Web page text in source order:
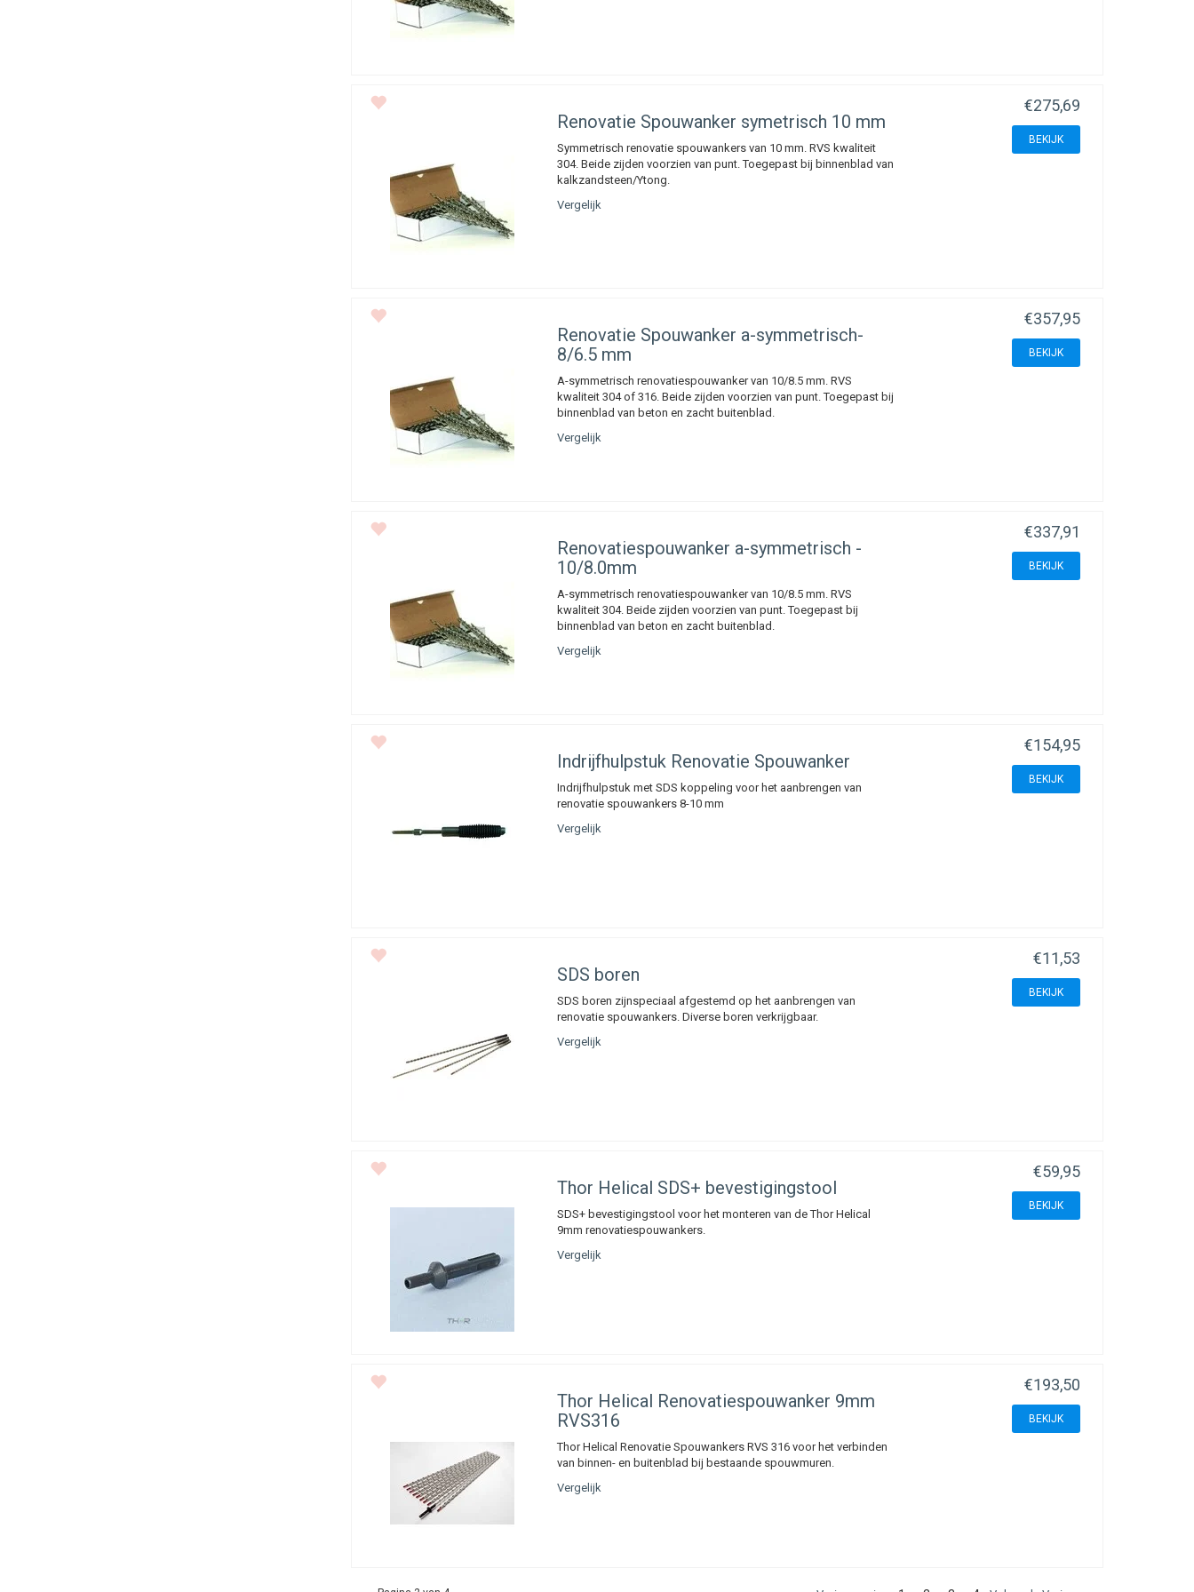
Renovatie Spouwanker symetrisch 10 mm
Symmetrisch renovatie spouwankers van 10 mm. RVS kwaliteit
304. Beide zijden voorzien van punt. Toegepast bij binnenblad van
kalkzandsteen/Ytong.
Vergelijk
€275,69
BEKIJK
Renovatie Spouwanker a-symmetrisch-
8/6.5 mm
A-symmetrisch renovatiespouwanker van 10/8.5 mm. RVS
kwaliteit 304 of 316. Beide zijden voorzien van punt. Toegepast bij
binnenblad van beton en zacht buitenblad.
Vergelijk
€357,95
BEKIJK
Renovatiespouwanker a-symmetrisch -
10/8.0mm
A-symmetrisch renovatiespouwanker van 10/8.5 mm. RVS
kwaliteit 304. Beide zijden voorzien van punt. Toegepast bij
binnenblad van beton en zacht buitenblad.
Vergelijk
€337,91
BEKIJK
Indrijfhulpstuk Renovatie Spouwanker
Indrijfhulpstuk met SDS koppeling voor het aanbrengen van
renovatie spouwankers 8-10 mm
Vergelijk
€154,95
BEKIJK
SDS boren
SDS boren zijnspeciaal afgestemd op het aanbrengen van
renovatie spouwankers. Diverse boren verkrijgbaar.
Vergelijk
€11,53
BEKIJK
Thor Helical SDS+ bevestigingstool
SDS+ bevestigingstool voor het monteren van de Thor Helical
9mm renovatiespouwankers.
Vergelijk
€59,95
BEKIJK
Thor Helical Renovatiespouwanker 9mm
RVS316
Thor Helical Renovatie Spouwankers RVS 316 voor het verbinden
van binnen- en buitenblad bij bestaande spouwmuren.
Vergelijk
€193,50
BEKIJK